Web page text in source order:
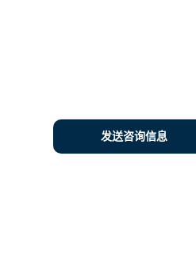
发送咨询信息